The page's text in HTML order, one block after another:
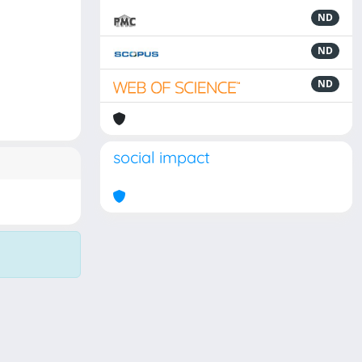
ND
ND
ND
social impact